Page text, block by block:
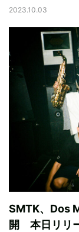
2023.10.03
SMTK、Dos
開 本日リリ